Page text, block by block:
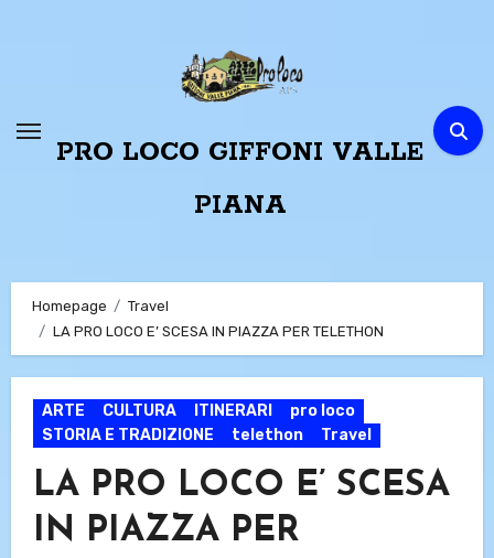
PRO LOCO GIFFONI VALLE
PIANA
Homepage
Travel
LA PRO LOCO E’ SCESA IN PIAZZA PER TELETHON
ARTE CULTURA ITINERARI
pro loco
STORIA E TRADIZIONE
telethon Travel
LA PRO LOCO E’ SCESA
IN PIAZZA PER